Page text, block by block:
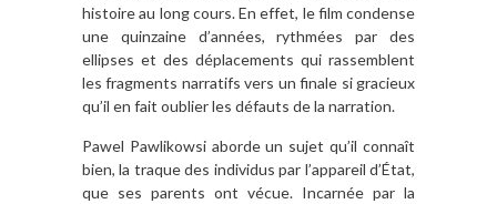
histoire au long cours. En effet, le film condense
une quinzaine d’années, rythmées par des
ellipses et des déplacements qui rassemblent
les fragments narratifs vers un finale si gracieux
qu’il en fait oublier les défauts de la narration.
Pawel Pawlikowsi aborde un sujet qu’il connaît
bien, la traque des individus par l’appareil d’État,
que ses parents ont vécue. Incarnée par la